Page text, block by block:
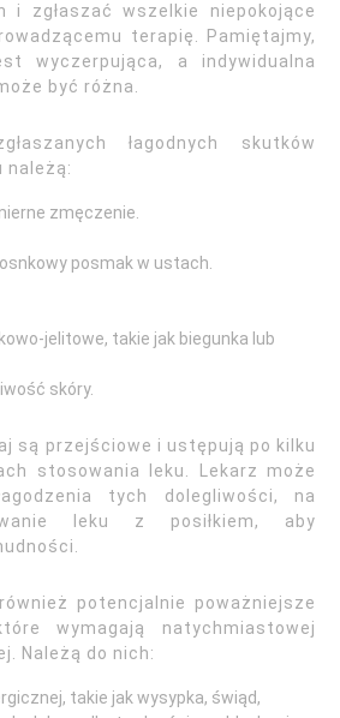
i zgłaszać wszelkie niepokojące
terapię. Pamiętajmy,
wyczerpująca, a indywidualna
być różna.
łagodnych skutków
należą:
zmęczenie.
posmak w ustach.
jelitowe, takie jak biegunka lub
skóry.
są przejściowe i ustępują po kilku
stosowania leku. Lekarz może
tych dolegliwości, na
leku z posiłkiem, aby
potencjalnie poważniejsze
wymagają natychmiastowej
Należą do nich:
takie jak wysypka, świąd,